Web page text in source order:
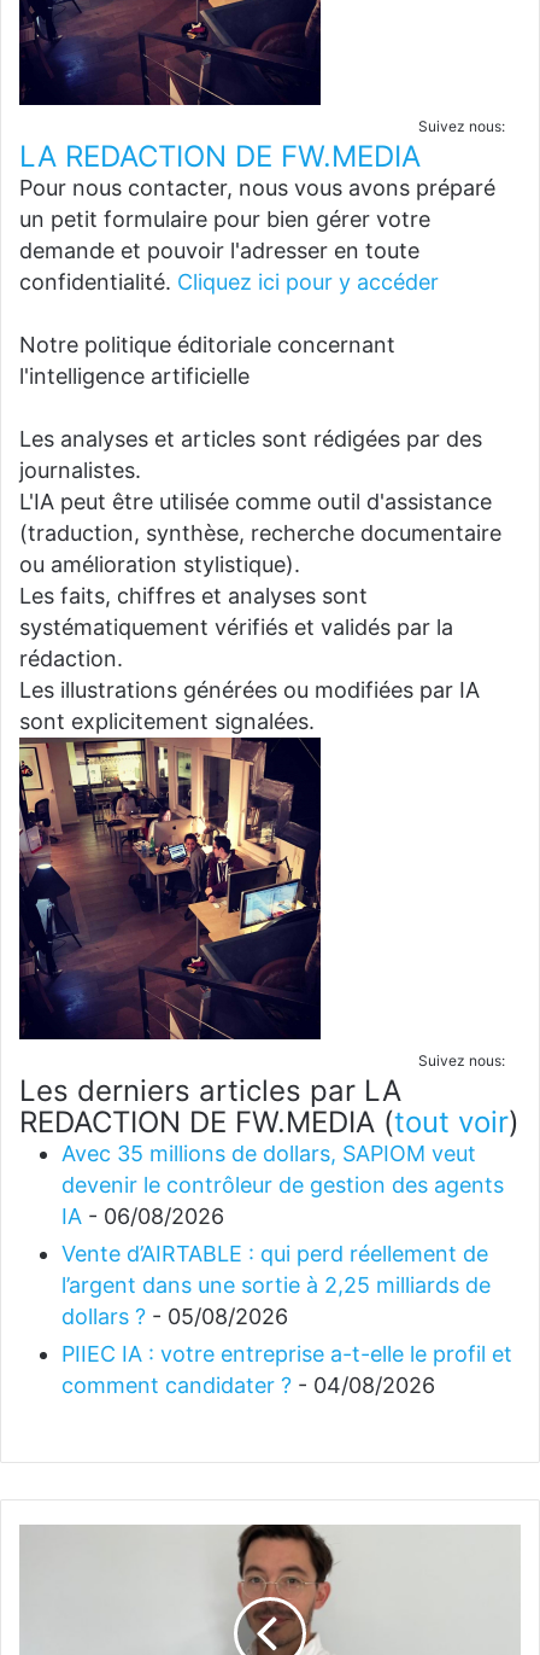
Suivez nous:
LA REDACTION DE FW.MEDIA
Pour nous contacter, nous vous avons préparé
un petit formulaire pour bien gérer votre
demande et pouvoir l'adresser en toute
confidentialité. Cliquez ici pour y accéder
Notre politique éditoriale concernant
l'intelligence artificielle
Les analyses et articles sont rédigées par des
journalistes.
L'IA peut être utilisée comme outil d'assistance
(traduction, synthèse, recherche documentaire
ou amélioration stylistique).
Les faits, chiffres et analyses sont
systématiquement vérifiés et validés par la
rédaction.
Les illustrations générées ou modifiées par IA
sont explicitement signalées.
Suivez nous:
Les derniers articles par LA
REDACTION DE FW.MEDIA (tout voir)
Avec 35 millions de dollars, SAPIOM veut
devenir le contrôleur de gestion des agents
IA - 06/08/2026
Vente d’AIRTABLE : qui perd réellement de
l’argent dans une sortie à 2,25 milliards de
dollars ? - 05/08/2026
PIIEC IA : votre entreprise a-t-elle le profil et
comment candidater ? - 04/08/2026